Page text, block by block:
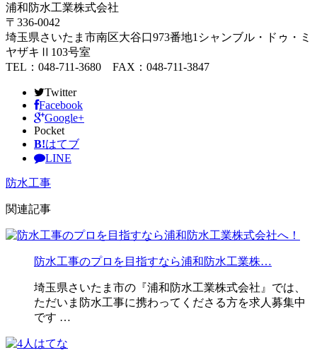
浦和防水工業株式会社
〒336-0042
埼玉県さいたま市南区大谷口973番地1シャンブル・ドゥ・ミ
ヤザキⅡ103号室
TEL：048-711-3680 FAX：048-711-3847
Twitter
Facebook
Google+
Pocket
B!はてブ
LINE
防水工事
関連記事
防水工事のプロを目指すなら浦和防水工業株…
埼玉県さいたま市の『浦和防水工業株式会社』では、
ただいま防水工事に携わってくださる方を求人募集中
です …